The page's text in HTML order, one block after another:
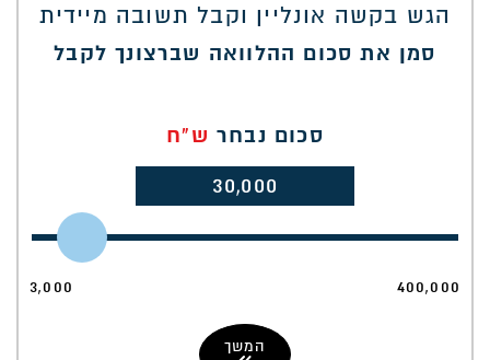
הגש בקשה אונליין וקבל תשובה מיידית
סמן את סכום ההלוואה שברצונך לקבל
סכום נבחר ש"ח
30,000
3,000 400,000
המשך